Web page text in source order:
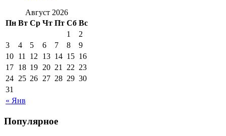
Август 2026
Пн Вт Ср Чт Пт Сб Вс
« Янв
1
2
3
4 5 6 7 8
9
10 11 12 13 14 15 16
17 18 19 20 21 22 23
24 25 26 27 28 29 30
31
Популярное